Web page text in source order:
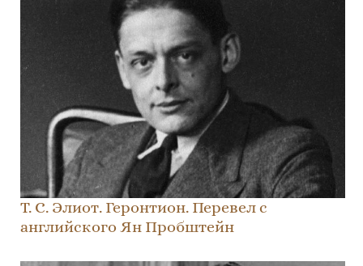
Т. С. Элиот. Геронтион. Перевел с
английского Ян Пробштейн